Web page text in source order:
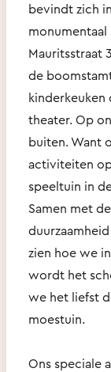
bevindt zich
Mauritsstraat
de
kinderkeuken
theater. Op
buiten. Want
activiteiten
speeltuin in
Samen met
zien hoe we
wordt het
we het liefst
moestuin.
Ons speciale